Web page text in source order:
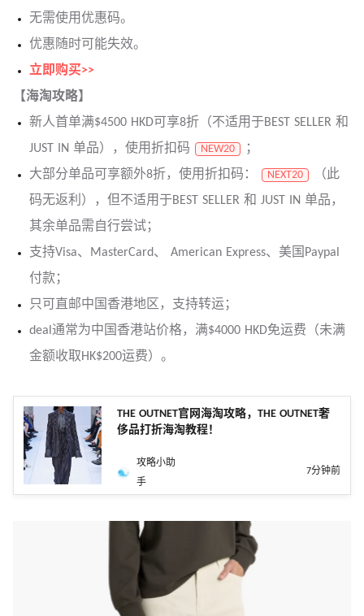
无需使用优惠码。
优惠随时可能失效。
立即购买>>
【海淘攻略】
新人首单满$4500 HKD可享8折（不适用于BEST SELLER 和
JUST IN 单品），使用折扣码
NEW20
；
大部分单品可享额外8折，使用折扣码：
NEXT20
（此
码无返利），但不适用于BEST SELLER 和 JUST IN 单品，
其余单品需自行尝试；
支持Visa、MasterCard、 American Express、美国Paypal
付款；
只可直邮中国香港地区，支持转运；
deal通常为中国香港站价格，满$4000 HKD免运费（未满
金额收取HK$200运费）。
THE OUTNET官网海淘攻略，THE OUTNET奢
侈品打折海淘教程！
攻略小助
手
7分钟前